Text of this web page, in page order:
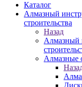
Каталог
Алмазный
строительства
Назад
Алмазный
Алмазные